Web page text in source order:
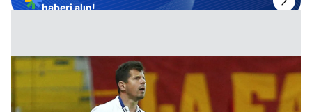
haberi alın!